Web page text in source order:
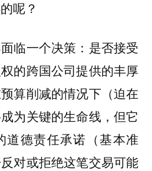
呢？
临一个决策：是否接受
的跨国公司提供的丰厚
算削减的情况下（迫在
为关键的生命线，但它
道德责任承诺（基本准
对或拒绝这笔交易可能